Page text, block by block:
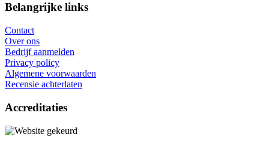
Belangrijke links
Contact
Over ons
Bedrijf aanmelden
Privacy policy
Algemene voorwaarden
Recensie achterlaten
Accreditaties